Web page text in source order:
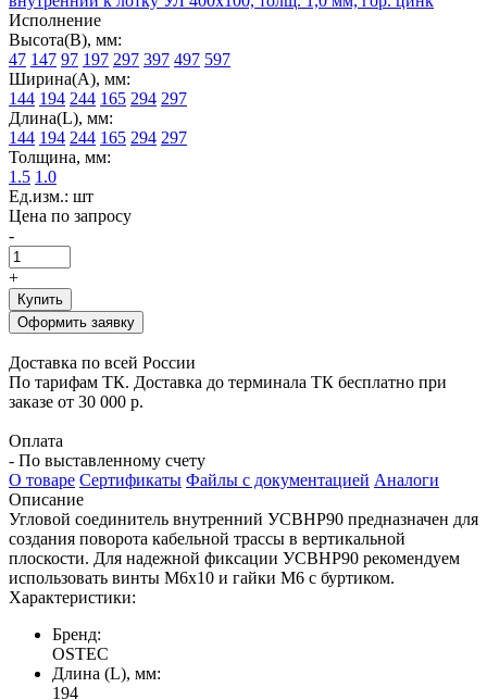
Исполнение
Высота(В), мм:
47 147 97 197 297 397 497 597
Ширина(А), мм:
144 194 244 165 294 297
Длина(L), мм:
144 194 244 165 294 297
Толщина, мм:
1.5 1.0
Ед.изм.: шт
Цена по запросу
-
+
Купить
Оформить заявку
Доставка по всей России
По тарифам ТК. Доставка до терминала ТК бесплатно при
заказе от 30 000 р.
Оплата
- По выставленному счету
О товаре Сертификаты Файлы с документацией Аналоги
Описание
Угловой соединитель внутренний УСВНР90 предназначен для
создания поворота кабельной трассы в вертикальной
плоскости. Для надежной фиксации УСВНР90 рекомендуем
использовать винты М6х10 и гайки М6 с буртиком.
Характеристики:
Бренд:
OSTEC
Длина (L), мм:
194